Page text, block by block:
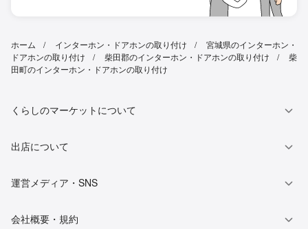
ホーム インターホン・ドアホンの取り付け
宮城県のインターホン・
ドアホンの取り付け
柴田郡のインターホン・ドアホンの取り付け
柴
田町のインターホン・ドアホンの取り付け
くらしのマーケットについて
出店について
運営メディア・SNS
会社概要・規約